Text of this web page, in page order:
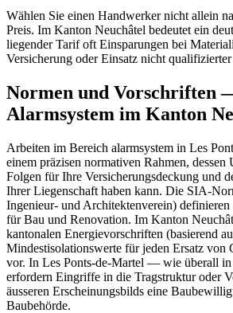
Wählen Sie einen Handwerker nicht allein
Preis. Im Kanton Neuchâtel bedeutet ein
liegender Tarif oft Einsparungen bei
Versicherung oder Einsatz nicht
Normen und Vorschriften
Alarmsystem im Kanton
Arbeiten im Bereich alarmsystem in Les
einem präzisen normativen Rahmen, dessen
Folgen für Ihre Versicherungsdeckung und
Ihrer Liegenschaft haben kann. Die SIA-
Ingenieur- und Architektenverein)
für Bau und Renovation. Im Kanton
kantonalen Energievorschriften (basierend
Mindestisolationswerte für jeden Ersatz von
vor. In Les Ponts-de-Martel — wie überall
erfordern Eingriffe in die Tragstruktur oder
äusseren Erscheinungsbilds eine
Baubehörde.